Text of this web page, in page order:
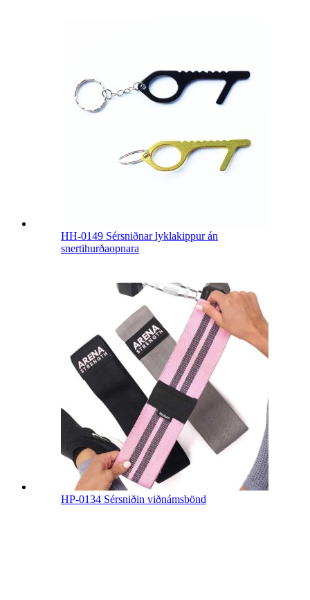
HH-0149 Sérsniðnar lyklakippur án
snertihurðaopnara
HP-0134 Sérsniðin viðnámsbönd